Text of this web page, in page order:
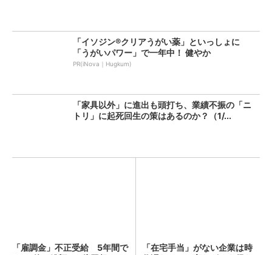
「イソジン®クリアうがい薬」といっしょに
「うがいパワー」で一年中！ 健やか
PR(iNova｜Hugkum)
「家具以外」に進出も頭打ち、業績不振の「ニ
トリ」に起死回生の策はあるのか？（1/...
「雇調金」不正受給 5年間で
「在宅手当」がない企業は時